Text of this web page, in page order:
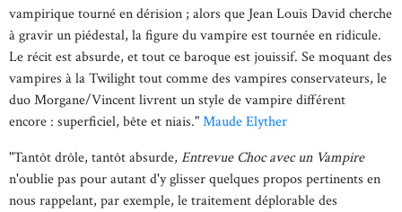
vampirique tourné en dérision ; alors que Jean Louis David cherche
à gravir un piédestal, la figure du vampire est tournée en ridicule.
Le récit est absurde, et tout ce baroque est jouissif. Se moquant des
vampires à la Twilight tout comme des vampires conservateurs, le
duo Morgane/Vincent livrent un style de vampire différent
encore : superficiel, bête et niais."Maude Elyther
"Tantôt drôle, tantôt absurde, Entrevue Choc avec un Vampire
n'oublie pas pour autant d'y glisser quelques propos pertinents en
nous rappelant, par exemple, le traitement déplorable des